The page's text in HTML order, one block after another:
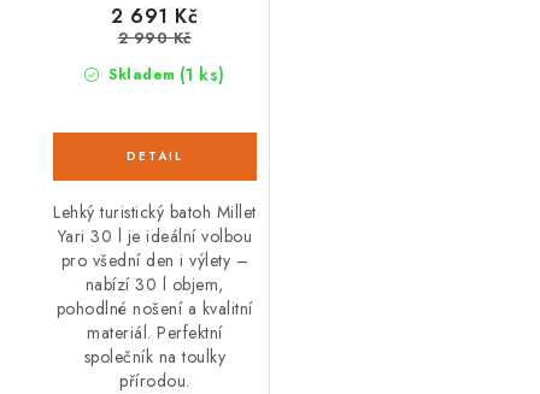
Skladem (1 ks)
2 691 Kč
2 990 Kč
Lehký turistický batoh Millet
Yari 30 l je ideální volbou
pro všední den i výlety –
nabízí 30 l objem,
pohodlné nošení a kvalitní
materiál. Perfektní
společník na toulky
přírodou.